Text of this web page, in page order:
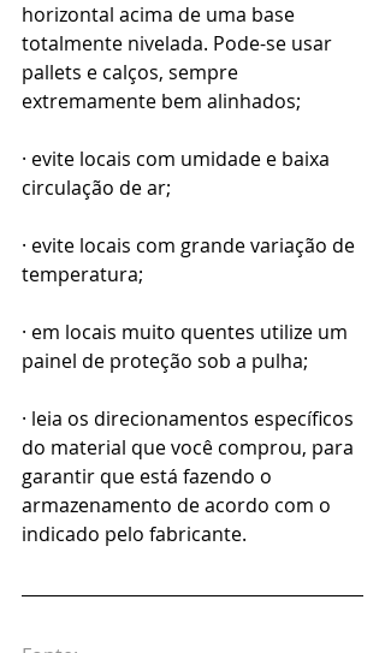
horizontal acima de uma base
totalmente nivelada. Pode-se usar
pallets e calços, sempre
extremamente bem alinhados;
· evite locais com umidade e baixa
circulação de ar;
· evite locais com grande variação de
temperatura;
· em locais muito quentes utilize um
painel de proteção sob a pulha;
· leia os direcionamentos específicos
do material que você comprou, para
garantir que está fazendo o
armazenamento de acordo com o
indicado pelo fabricante.